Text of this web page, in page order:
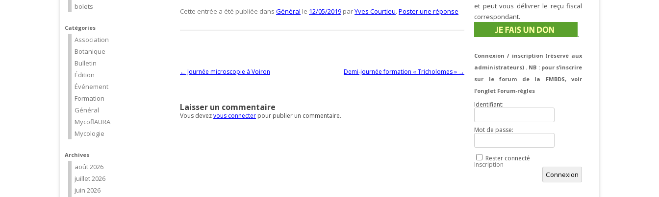
bolets
Catégories
Association
Botanique
Bulletin
Édition
Événement
Formation
Général
MycoflAURA
Mycologie
Archives
août 2026
juillet 2026
juin 2026
Cette entrée a été publiée dans Général le 12/05/2019 parYves Courtieu. Poster une réponse
Navigation des articles
← Journée microscopie à Voiron Demi-journée formation « Tricholomes » →
Laisser un commentaire
Vous devezvous connecter pour publier un commentaire.
et peut vous délivrer le reçu fiscal
correspondant.
.
Connexion / inscription (réservé aux
administrateurs) . NB : pour s’inscrire
sur le forum de la FMBDS, voir
l’onglet Forum-règles
Identifiant:
Mot de passe:
Rester connecté
Connexion
Inscription